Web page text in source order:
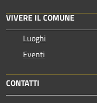
VIVERE IL COMUNE
Luoghi
Eventi
CONTATTI